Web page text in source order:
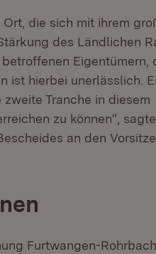
die sich mit ihrem
des Ländlichen
Eigentümern,
ist hierbei unerlässlich.
Tranche in diesem
zu können“,
an den
Furtwangen-